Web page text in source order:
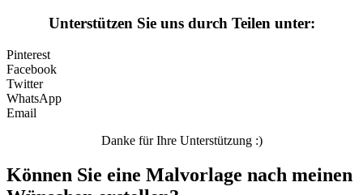
Winter und Weihnachten
Nezaradené
Unkategorisiert
Unterstützen Sie uns durch Teilen unter:
Pinterest
Facebook
Twitter
WhatsApp
Email
Danke für Ihre Unterstützung :)
Können Sie eine Malvorlage nach meinen